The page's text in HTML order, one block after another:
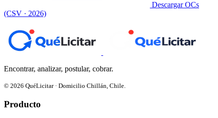
Descargar OCs
(CSV · 2026)
Encontrar, analizar, postular, cobrar.
© 2026 QuéLicitar · Domicilio Chillán, Chile.
Producto